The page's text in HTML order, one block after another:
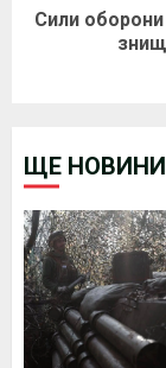
Next
Сили
ЩЕ НОВИНИ